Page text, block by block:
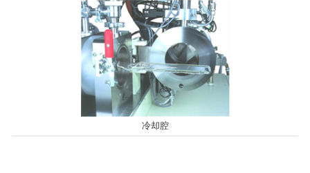
冷却腔